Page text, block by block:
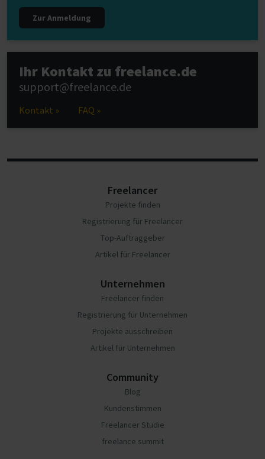
Zur Anmeldung
Ihr Kontakt zu freelance.de
support@freelance.de
Kontakt » FAQ »
Freelancer
Projekte finden
Registrierung für Freelancer
Top-Auftraggeber
Artikel für Freelancer
Unternehmen
Freelancer finden
Registrierung für Unternehmen
Projekte ausschreiben
Artikel für Unternehmen
Community
Blog
Kundenstimmen
Freelancer Studie
freelance summit